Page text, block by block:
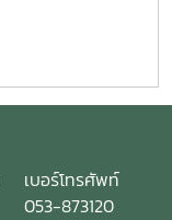
เบอร์โทรศัพท์
053-873120